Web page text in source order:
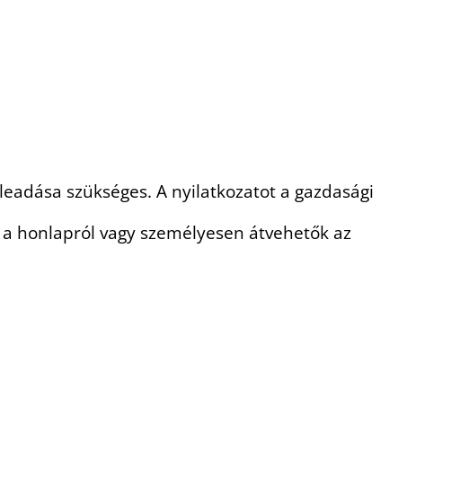
szükséges. A nyilatkozatot a gazdasági
honlapról vagy személyesen átvehetők az